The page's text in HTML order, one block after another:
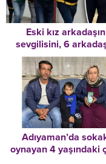
Eski kız
sevgilisini, 6
öldürmüş
Adıyaman’da
oynayan 4 yaşındaki